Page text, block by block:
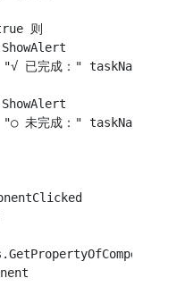
则
已完成：" taskName
未完成：" taskName